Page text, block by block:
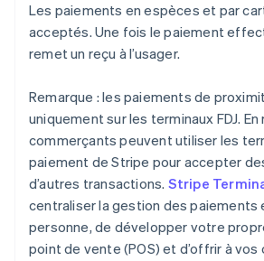
Les paiements en espèces et par
acceptés. Une fois le paiement
remet un reçu à l’usager.
Remarque : les paiements de
uniquement sur les terminaux FDJ.
commerçants peuvent utiliser les
paiement de Stripe pour accepter
d’autres transactions. Stripe
centraliser la gestion des paiements
personne, de développer votre
point de vente (POS) et d’offrir à vos